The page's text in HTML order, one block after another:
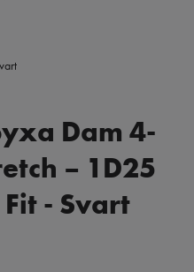
Dam 4-
– 1D25
- Svart